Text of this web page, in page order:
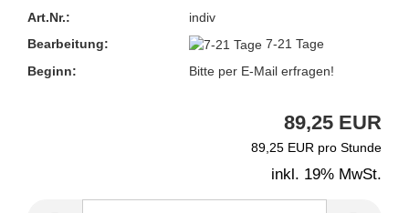
Art.Nr.:
indiv
Bearbeitung:
7-21 Tage
Beginn:
Bitte per E-Mail erfragen!
89,25 EUR
89,25 EUR pro Stunde
inkl. 19% MwSt.